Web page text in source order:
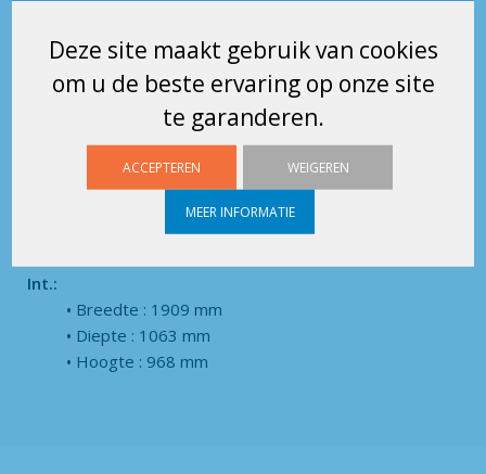
Deze site maakt gebruik van cookies
om u de beste ervaring op onze site
te garanderen.
ACCEPTEREN WEIGEREN
MEER INFORMATIE
Afmetingen
Hoogte : 1114 mm
Int.:
Breedte : 1909 mm
Diepte : 1063 mm
Hoogte : 968 mm